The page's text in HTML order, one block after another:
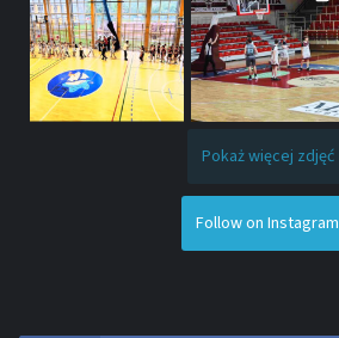
Pokaż więcej zdjęć
Follow on Instagram